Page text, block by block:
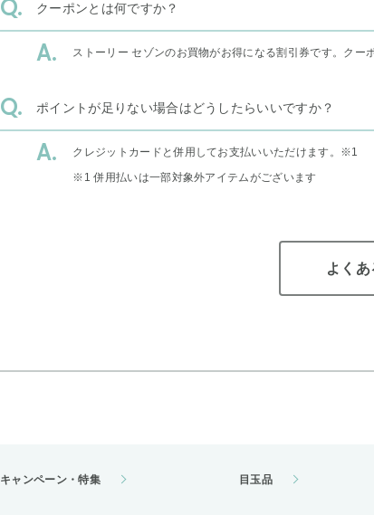
クーポンとは何ですか？
ストーリー セゾンのお買物がお得になる割引券です。クー
ポイントが足りない場合はどうしたらいいですか？
クレジットカードと併用してお支払いいただけます。 ※1
※1 併用払いは一部対象外アイテムがございます
よく
キャンペーン・特集 目玉品